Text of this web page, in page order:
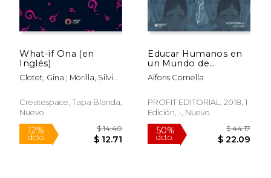
50%
dcto.
$ 39.92
$ 19.96
50%
dcto.
$
$
What-if Ona (en
Inglés)
Clotet, Gina ; Morilla, Silvia ;
Createspace, Tapa Blanda,
Nuevo
Educar Humanos en
un Mundo de
Máquinas Inteligentes
- Alfons Cornella
Alfons Cornella
PROFIT EDITORIAL, 2018, 1
Edición, -, Nuevo